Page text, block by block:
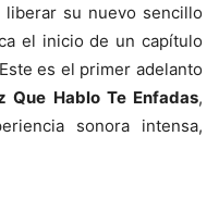
liberar su nuevo sencillo
el inicio de un capítulo
es el primer adelanto
Que Hablo Te Enfadas,
sonora intensa,